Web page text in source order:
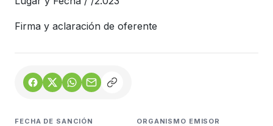
Firma y aclaración de oferente
FECHA DE SANCIÓN ORGANISMO EMISOR